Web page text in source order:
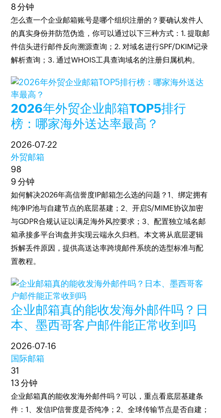
8 分钟
怎么查一个企业邮箱账号是哪个组织注册的？要确认发件人
的真实身份并防范伪造，你可以通过以下三种方式：1. 提取邮
件信头进行邮件反向溯源查询；2. 对域名进行SPF/DKIM记录
解析查询；3. 通过WHOIS工具查询域名的注册归属机构。
2026年外贸企业邮箱TOP5排行
榜：哪家海外送达率最高？
2026-07-22
外贸邮箱
98
9 分钟
如何解决2026年高信誉度IP邮箱怎么选的问题？1、绑定拥有
纯净IP池与自建节点的底层基建；2、开启S/MIME协议加密
与GDPR合规认证以满足海外风控要求；3、配置独立域名邮
箱承接多平台询盘并实现云端永久归档。本文将从底层逻辑
拆解丢件原因，提供高送达率跨境邮件系统的选型标准与配
置教程。
企业邮箱真的能收发海外邮件吗？日
本、墨西哥客户邮件能正常收到吗
2026-07-16
国际邮箱
31
13 分钟
企业邮箱真的能收发海外邮件吗？可以，重点看底层基建条
件：1、发信IP信誉度是否纯净；2、全球传输节点是否自建；